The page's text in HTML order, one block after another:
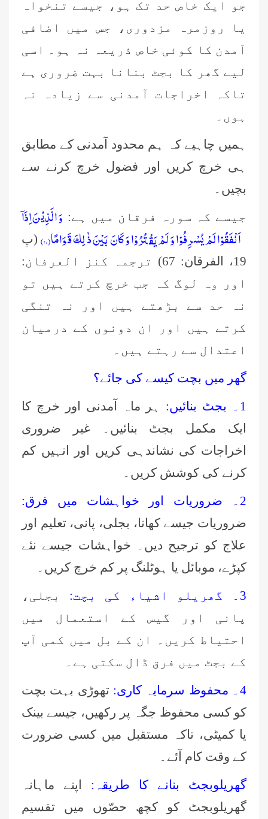
جو ایک خاص حد تک ہو، جیسے تنخواہ
یا روزمرہ مزدوری، جس میں اضافی
آمدن کا کوئی خاص ذریعہ نہ ہو۔ اسی
لیے گھر کا بجٹ بنانا بہت ضروری ہے
تاکہ اخراجات آمدنی سے زیادہ نہ
ہوں۔
ہمیں چاہیے کہ ہم محدود آمدنی کے مطابق
ہی خرچ کریں اور فضول خرچ کرنے سے
بچیں۔
جیسے کہ سورہ فرقان میں ہے: وَ الَّذِیْنَ اِذَاۤ
اَنْفَقُوْا لَمْ یُسْرِفُوْا وَ لَمْ یَقْتُرُوْا وَ كَانَ بَیْنَ ذٰلِكَ قَوَامًا(۶۷)
(پ
19، الفرقان: 67) ترجمہ کنز العرفان:
اور وہ لوگ کہ جب خرچ کرتے ہیں تو
نہ حد سے بڑھتے ہیں اور نہ تنگی
کرتے ہیں اور ان دونوں کے درمیان
اعتدال سے رہتے ہیں۔
گھر میں بچت کیسے کی جائے؟
1۔ بجٹ بنائیں:
ہر ماہ آمدنی اور خرچ کا
ایک مکمل بجٹ بنائیں۔ غیر ضروری
اخراجات کی نشاندہی کریں اور انہیں کم
کرنے کی کوشش کریں۔
2۔ ضروریات اور خواہشات میں فرق:
ضروریات جیسے کھانا، بجلی، پانی، تعلیم اور
علاج کو ترجیح دیں۔ خواہشات جیسے نئے
کپڑے، موبائل یا ہوٹلنگ پر کم خرچ کریں۔
3۔ گھریلو اشیاء کی بچت:
بجلی،
پانی اور گیس کے استعمال میں
احتیاط کریں۔ ان کے بل میں کمی آپ
کے بجٹ میں فرق ڈال سکتی ہے۔
4۔ محفوظ سرمایہ کاری:
تھوڑی بہت بچت
کو کسی محفوظ جگہ پر رکھیں، جیسے بینک
یا کمیٹی، تاکہ مستقبل میں کسی ضرورت
کے وقت کام آئے۔
گھریلوبجٹ بنانے کا طریقہ:
اپنے ماہانہ
گھریلوبجٹ کو کچھ حصّوں میں تقسیم